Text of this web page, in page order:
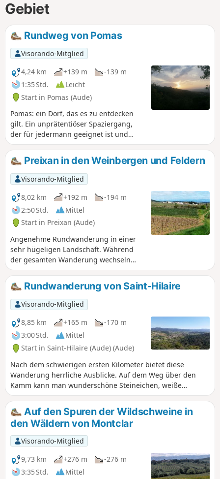
Gebiet
Rundweg von Pomas
Visorando-Mitglied
4,24 km
+139 m
-139 m
1:35 Std.
Leicht
Start in Pomas (Aude)
Pomas: ein Dorf, das es zu entdecken
gilt. Ein unprätentiöser Spaziergang,
der für jedermann geeignet ist und
schöne Landschaften bietet.
Preixan in den Weinbergen und Feldern
Visorando-Mitglied
8,02 km
+192 m
-194 m
2:50 Std.
Mittel
Start in Preixan (Aude)
Angenehme Rundwanderung in einer
sehr hügeligen Landschaft. Während
der gesamten Wanderung wechseln
sich Felder, Weinberge und Wälder ab.
Rundwanderung von Saint-Hilaire
Visorando-Mitglied
8,85 km
+165 m
-170 m
3:00 Std.
Mittel
Start in Saint-Hilaire (Aude) (Aude)
Nach dem schwierigen ersten Kilometer bietet diese
Wanderung herrliche Ausblicke. Auf dem Weg über den
Kamm kann man wunderschöne Steineichen, weiße
Heidekrautpflanzen, Zistrosen und viele andere Pflanzen
entdecken.
Auf den Spuren der Wildschweine in
den Wäldern von Montclar
Visorando-Mitglied
9,73 km
+276 m
-276 m
3:35 Std.
Mittel